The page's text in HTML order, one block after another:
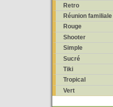
Retro
Réunion familiale
Rouge
Shooter
Simple
Sucré
Tiki
Tropical
Vert